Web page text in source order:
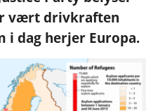
vært drivkraften
i dag herjer Europa.